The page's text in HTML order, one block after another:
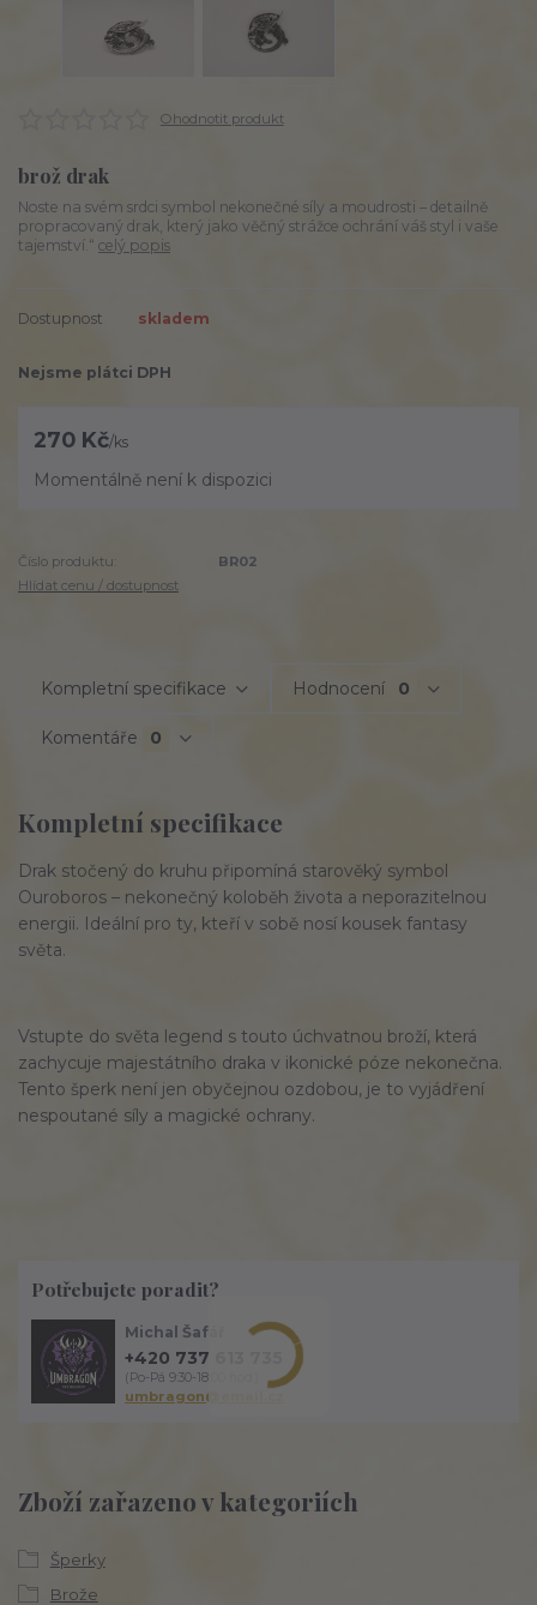
Ohodnotit produkt
brož drak
Noste na svém srdci symbol nekonečné síly a moudrosti – detailně
propracovaný drak, který jako věčný strážce ochrání váš styl i vaše
tajemství.“ celý popis
Dostupnost skladem
Nejsme plátci DPH
270 Kč/ks
Momentálně není k dispozici
Číslo produktu:
BR02
Hlídat cenu / dostupnost
Kompletní specifikace Hodnocení 0
Komentáře 0
Kompletní specifikace
Drak stočený do kruhu připomíná starověký symbol
Ouroboros – nekonečný koloběh života a neporazitelnou
energii. Ideální pro ty, kteří v sobě nosí kousek fantasy
světa.
Vstupte do světa legend s touto úchvatnou broží, která
zachycuje majestátního draka v ikonické póze nekonečna.
Tento šperk není jen obyčejnou ozdobou, je to vyjádření
nespoutané síly a magické ochrany.
Zboží zařazeno v kategoriích
Šperky
Brože
Potřebujete poradit?
Michal Šafář
+420 737 613 735
(Po-Pá 9:30-18:00 hod.)
umbragon@email.cz